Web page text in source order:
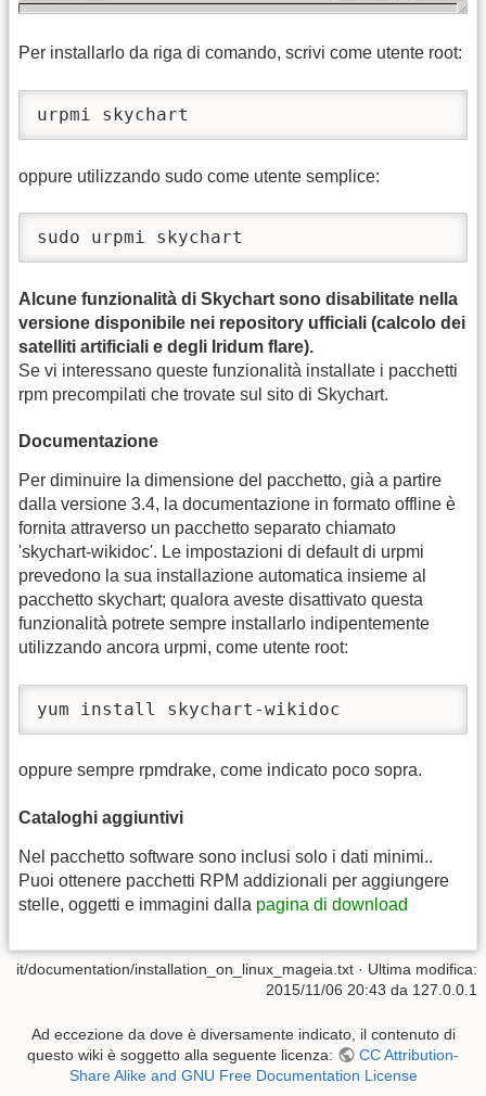
Per installarlo da riga di comando, scrivi come utente root:
urpmi skychart
oppure utilizzando sudo come utente semplice:
sudo urpmi skychart
Alcune funzionalità di Skychart sono disabilitate nella
versione disponibile nei repository ufficiali (calcolo dei
satelliti artificiali e degli Iridum flare).
Se vi interessano queste funzionalità installate i pacchetti
rpm precompilati che trovate sul sito di Skychart.
Documentazione
Per diminuire la dimensione del pacchetto, già a partire
dalla versione 3.4, la documentazione in formato offline è
fornita attraverso un pacchetto separato chiamato
'skychart-wikidoc'. Le impostazioni di default di urpmi
prevedono la sua installazione automatica insieme al
pacchetto skychart; qualora aveste disattivato questa
funzionalità potrete sempre installarlo indipentemente
utilizzando ancora urpmi, come utente root:
yum install skychart-wikidoc
oppure sempre rpmdrake, come indicato poco sopra.
Cataloghi aggiuntivi
Nel pacchetto software sono inclusi solo i dati minimi..
Puoi ottenere pacchetti RPM addizionali per aggiungere
stelle, oggetti e immagini dalla pagina di download
it/documentation/installation_on_linux_mageia.txt · Ultima modifica:
2015/11/06 20:43 da 127.0.0.1
Ad eccezione da dove è diversamente indicato, il contenuto di
questo wiki è soggetto alla seguente licenza:
CC Attribution-
Share Alike and GNU Free Documentation License